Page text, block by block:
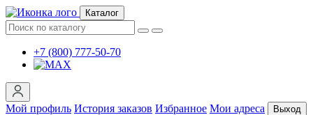
Каталог
+7 (800) 777-50-70
Мой профиль История заказов Избранное Мои адреса Выход